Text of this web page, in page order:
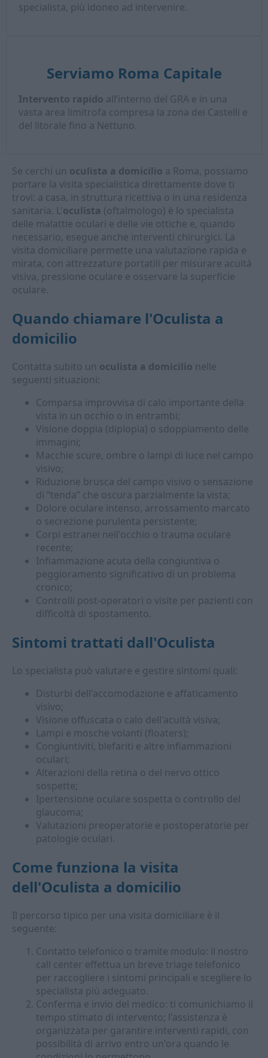
specialista, più idoneo ad intervenire.
Serviamo Roma Capitale
Intervento rapido all’interno del GRA e in una
vasta area limitrofa compresa la zona dei Castelli e
del litorale fino a Nettuno.
Se cerchi un oculista a domicilio a Roma, possiamo
portare la visita specialistica direttamente dove ti
trovi: a casa, in struttura ricettiva o in una residenza
sanitaria. L'oculista (oftalmologo) è lo specialista
delle malattie oculari e delle vie ottiche e, quando
necessario, esegue anche interventi chirurgici. La
visita domiciliare permette una valutazione rapida e
mirata, con attrezzature portatili per misurare acuità
visiva, pressione oculare e osservare la superficie
oculare.
Quando chiamare l'Oculista a
domicilio
Contatta subito un oculista a domicilio nelle
seguenti situazioni:
Comparsa improvvisa di calo importante della
vista in un occhio o in entrambi;
Visione doppia (diplopia) o sdoppiamento delle
immagini;
Macchie scure, ombre o lampi di luce nel campo
visivo;
Riduzione brusca del campo visivo o sensazione
di “tenda” che oscura parzialmente la vista;
Dolore oculare intenso, arrossamento marcato
o secrezione purulenta persistente;
Corpi estranei nell'occhio o trauma oculare
recente;
Infiammazione acuta della congiuntiva o
peggioramento significativo di un problema
cronico;
Controlli post-operatori o visite per pazienti con
difficoltà di spostamento.
Sintomi trattati dall'Oculista
Lo specialista può valutare e gestire sintomi quali:
Disturbi dell'accomodazione e affaticamento
visivo;
Visione offuscata o calo dell'acuità visiva;
Lampi e mosche volanti (floaters);
Congiuntiviti, blefariti e altre infiammazioni
oculari;
Alterazioni della retina o del nervo ottico
sospette;
Ipertensione oculare sospetta o controllo del
glaucoma;
Valutazioni preoperatorie e postoperatorie per
patologie oculari.
Come funziona la visita
dell'Oculista a domicilio
Il percorso tipico per una visita domiciliare è il
seguente:
Contatto telefonico o tramite modulo: il nostro
call center effettua un breve triage telefonico
per raccogliere i sintomi principali e scegliere lo
specialista più adeguato.
Conferma e invio del medico: ti comunichiamo il
tempo stimato di intervento; l'assistenza è
organizzata per garantire interventi rapidi, con
possibilità di arrivo entro un'ora quando le